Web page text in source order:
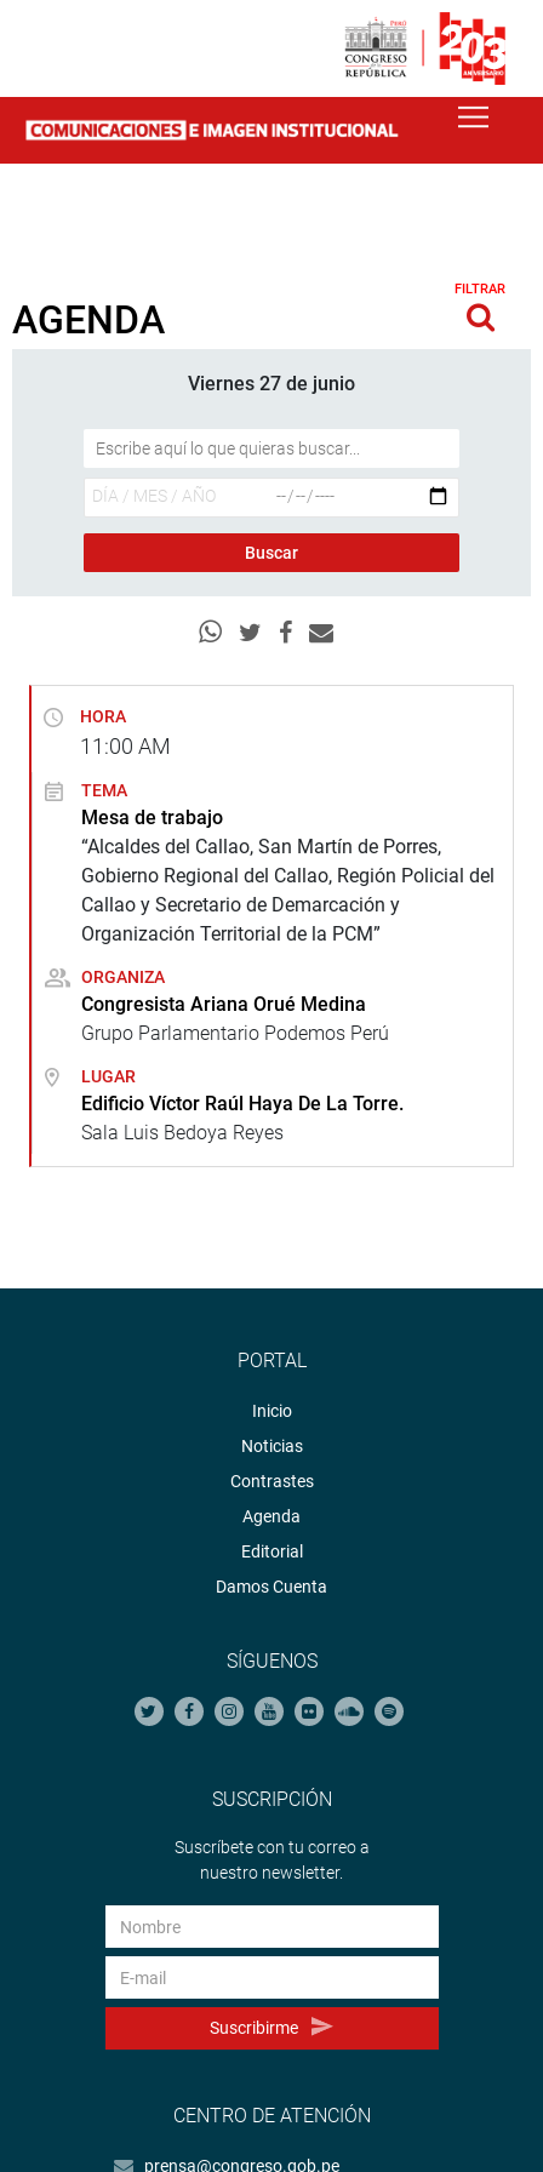
AGENDA
FILTRAR
Viernes 27 de junio
HORA
11:00 AM
TEMA
Mesa de trabajo
“Alcaldes del Callao, San Martín de Porres,
Gobierno Regional del Callao, Región Policial del
Callao y Secretario de Demarcación y
Organización Territorial de la PCM”
ORGANIZA
Congresista Ariana Orué Medina
Grupo Parlamentario Podemos Perú
LUGAR
Edificio Víctor Raúl Haya De La Torre.
Sala Luis Bedoya Reyes
PORTAL
Inicio
Noticias
Contrastes
Agenda
Editorial
Damos Cuenta
SÍGUENOS
SUSCRIPCIÓN
Suscríbete con tu correo a
nuestro newsletter.
Suscribirme
CENTRO DE ATENCIÓN
prensa@congreso.gob.pe